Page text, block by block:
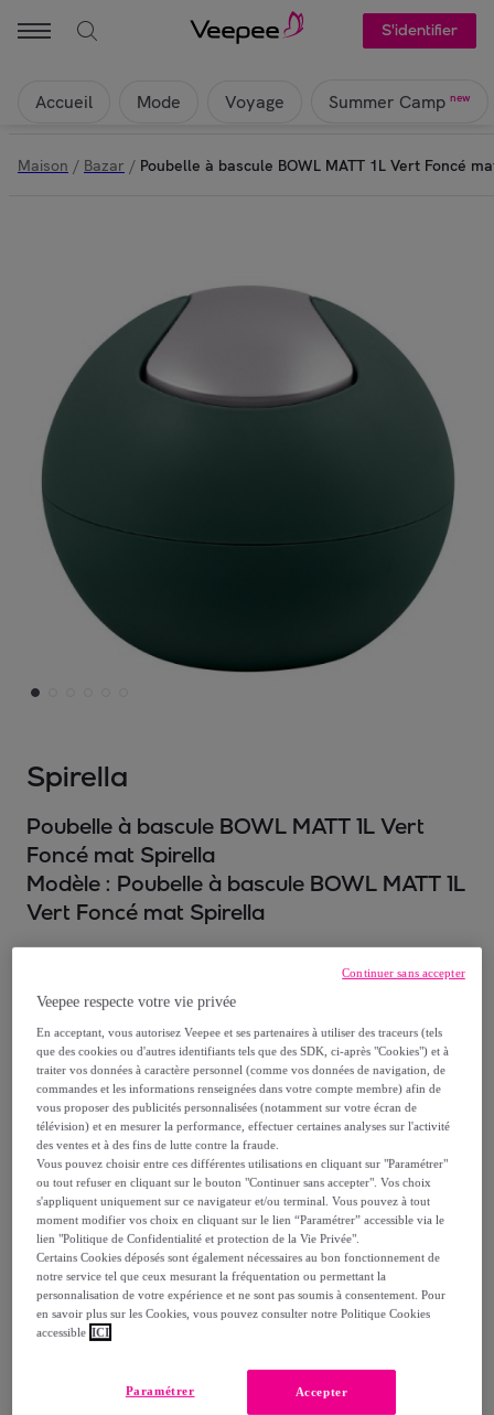
S'identifier
Accueil Mode Voyage Summer Camp new
Maison / Bazar / Poubelle à bascule BOWL MATT 1L Vert Foncé
Spirella
Poubelle à bascule BOWL MATT 1L Vert
Foncé mat Spirella
Modèle : Poubelle à bascule BOWL MATT 1L
Vert Foncé mat Spirella
23, €
-30%
dontéco-part.: 0,06 €
Reprise possible de votre ancien produit,
voir les conditions.
Vendu parMSV Spirella
Veepee respecte votre vie privée
En acceptant, vous autorisez Veepee et ses partenaires à utiliser des traceurs (tels
que des cookies ou d'autres identifiants tels que des SDK, ci-après "Cookies") et à
traiter vos données à caractère personnel (comme vos données de navigation, de
commandes et les informations renseignées dans votre compte membre) afin de
vous proposer des publicités personnalisées (notamment sur votre écran de
télévision) et en mesurer la performance, effectuer certaines analyses sur l'activité
des ventes et à des fins de lutte contre la fraude.
Vous pouvez choisir entre ces différentes utilisations en cliquant sur "Paramétrer"
ou tout refuser en cliquant sur le bouton "Continuer sans accepter". Vos choix
s'appliquent uniquement sur ce navigateur et/ou terminal. Vous pouvez à tout
moment modifier vos choix en cliquant sur le lien “Paramétrer” accessible via le
lien "Politique de Confidentialité et protection de la Vie Privée".
Certains Cookies déposés sont également nécessaires au bon fonctionnement de
notre service tel que ceux mesurant la fréquentation ou permettant la
personnalisation de votre expérience et ne sont pas soumis à consentement. Pour
en savoir plus sur les Cookies, vous pouvez consulter notre Politique Cookies
accessible ICI
Accepter
Paramétrer
Continuer sans accepter